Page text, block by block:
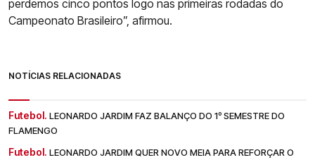
perdemos cinco pontos logo nas primeiras rodadas do
Campeonato Brasileiro”, afirmou.
NOTÍCIAS RELACIONADAS
Futebol. LEONARDO JARDIM FAZ BALANÇO DO 1º SEMESTRE DO
FLAMENGO
Futebol. LEONARDO JARDIM QUER NOVO MEIA PARA REFORÇAR O